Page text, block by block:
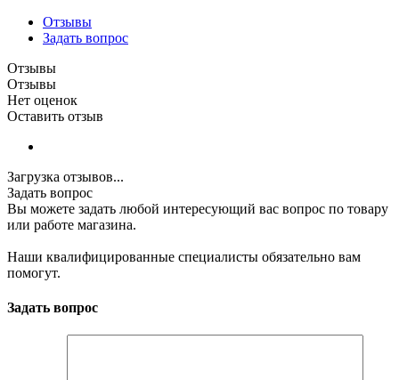
Отзывы
Задать вопрос
Отзывы
Отзывы
Нет оценок
Оставить отзыв
Загрузка отзывов...
Задать вопрос
Вы можете задать любой интересующий вас вопрос по товару
или работе магазина.
Наши квалифицированные специалисты обязательно вам
помогут.
Задать вопрос